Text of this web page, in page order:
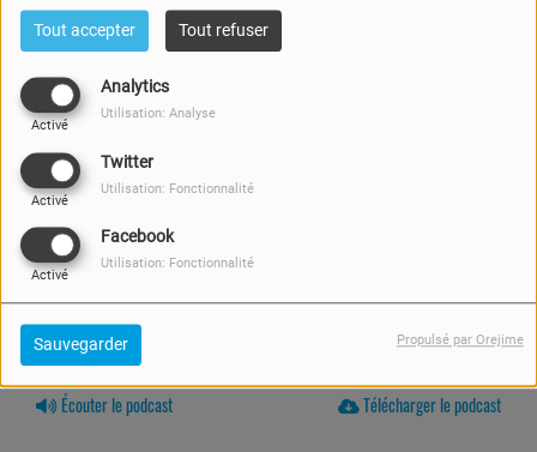
Tout accepter Tout refuser
Analytics
Activé
Utilisation: Analyse
Twitter
Activé
Utilisation: Fonctionnalité
Facebook
Activé
Utilisation: Fonctionnalité
Sauvegarder Propulsé par Orejime
05 JUIN 2026 -
Écouter le podcast Télécharger le podcast